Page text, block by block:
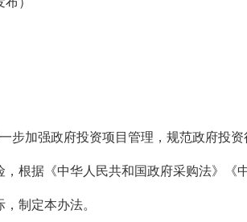
加强政府投资项目管理，规范政府投资
，根据《中华人民共和国政府采购法》
制定本办法。